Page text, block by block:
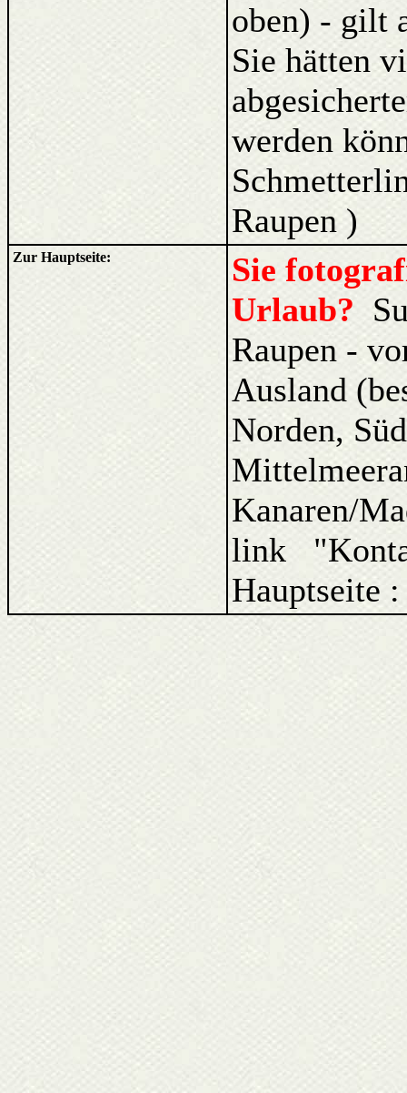
oben) - gilt
Sie hätten
werden
Raupen )
Zur Hauptseite:
Sie
Urlaub?
Raupen -
Ausland
Norden,
Kanaren/
link
Hauptseite